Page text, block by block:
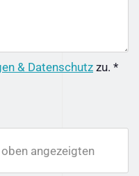
& Datenschutzzu. *
angezeigten